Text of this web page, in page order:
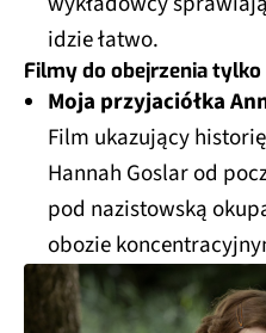
idzie łatwo.
Filmy do obejrzenia
Moja przyjaciółka
Film ukazujący
Hannah Goslar od
pod nazistowską
obozie